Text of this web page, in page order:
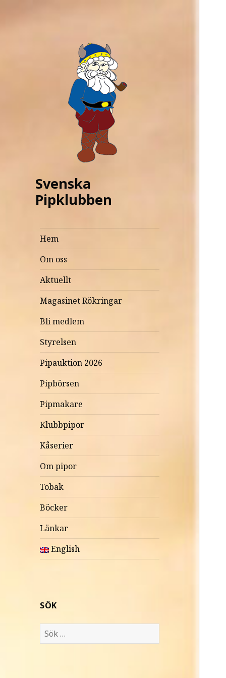
Svenska
Pipklubben
Hem
Om oss
Aktuellt
Magasinet Rökringar
Bli medlem
Styrelsen
Pipauktion 2026
Pipbörsen
Pipmakare
Klubbpipor
Kåserier
Om pipor
Tobak
Böcker
Länkar
English
SÖK
S
ö